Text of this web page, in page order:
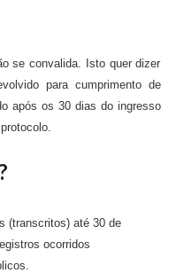
se convalida. Isto quer dizer
para cumprimento de
após os 30 dias do ingresso
(transcritos) até 30 de
ocorridos